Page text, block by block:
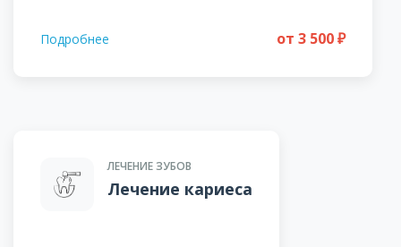
Подробнее от 3 500 ₽
ЛЕЧЕНИЕ ЗУБОВ
Лечение кариеса